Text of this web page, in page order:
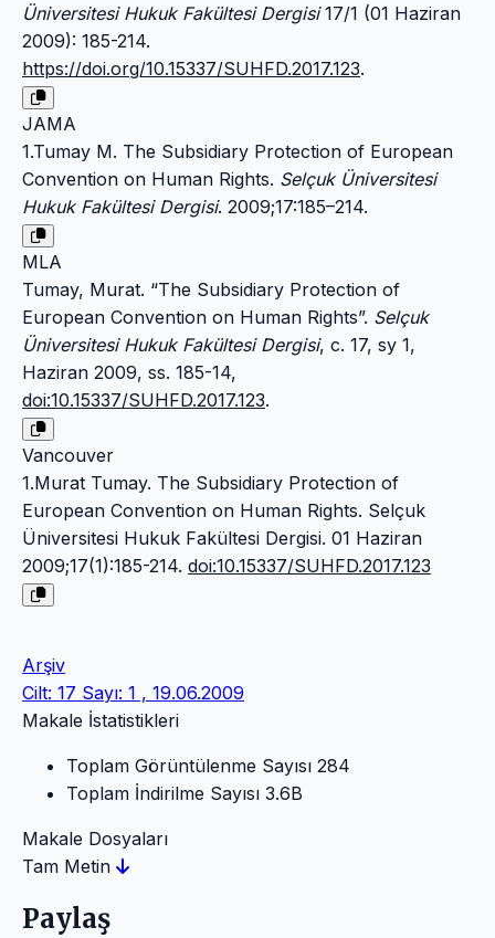
Üniversitesi Hukuk Fakültesi Dergisi17/1 (01 Haziran
2009): 185-214.
https://doi.org/10.15337/SUHFD.2017.123.
JAMA
1.Tumay M. The Subsidiary Protection of European
Convention on Human Rights. Selçuk Üniversitesi
Hukuk Fakültesi Dergisi. 2009;17:185–214.
MLA
Tumay, Murat. “The Subsidiary Protection of
European Convention on Human Rights”. Selçuk
Üniversitesi Hukuk Fakültesi Dergisi, c. 17, sy 1,
Haziran 2009, ss. 185-14,
doi:10.15337/SUHFD.2017.123.
Vancouver
1.Murat Tumay. The Subsidiary Protection of
European Convention on Human Rights. Selçuk
Üniversitesi Hukuk Fakültesi Dergisi. 01 Haziran
2009;17(1):185-214. doi:10.15337/SUHFD.2017.123
Arşiv
Cilt: 17 Sayı: 1 , 19.06.2009
Makale İstatistikleri
Toplam Görüntülenme Sayısı 284
Toplam İndirilme Sayısı 3.6B
Makale Dosyaları
Tam Metin
Paylaş